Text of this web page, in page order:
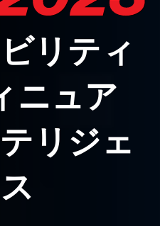
リティ
ニュア
リジェ